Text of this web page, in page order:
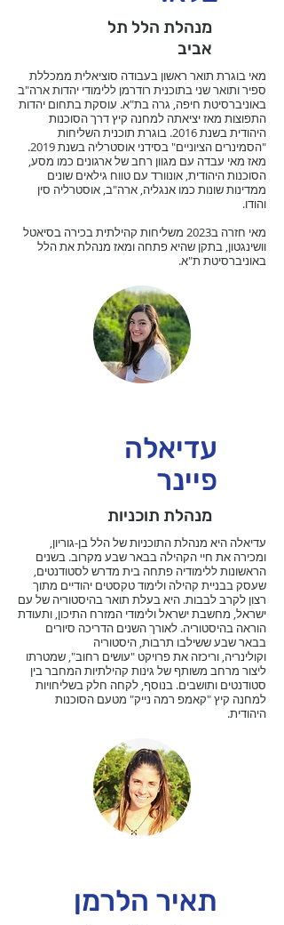
מנהלת הלל תל
אביב
מאי בוגרת תואר ראשון בעבודה סוציאלית ממכללת
ספיר ותואר שני בתוכנית רודרמן ללימודי יהדות ארה"ב
באוניברסיטת חיפה, גרה בת"א. עוסקת בתחום יהדות
התפוצות מאז יציאתה למחנה קיץ דרך הסוכנות
היהודית בשנת 2016. בוגרת תוכנית השליחות
"הסמינרים הציוניים" בסידני אוסטרליה בשנת 2019.
מאז מאי עבדה עם מגוון רחב של ארגונים כמו מסע,
הסוכנות היהודית, אונוורד עם טווח גילאים שונים
ממדינות שונות כמו אנגליה, ארה"ב, אוסטרליה סין
והודו.
מאי חזרה ב2023 משליחות קהילתית בכירה בסיאטל
וושינגטון, בתקן שהיא פתחה ומאז מנהלת את הלל
באוניברסיטת ת"א.
עדיאלה
פיינר
מנהלת תוכניות
עדיאלה היא מנהלת התוכניות של הלל בן-גוריון,
ומכירה את חיי הקהילה בבאר שבע מקרוב. בשנים
הראשונות ללימודיה פתחה בית מדרש לסטודנטים,
שעסק בבניית קהילה ולימוד טקסטים יהודיים מתוך
רצון לקרב לבבות. היא בעלת תואר בהיסטוריה של עם
ישראל, מחשבת ישראל ולימודי המזרח התיכון, ותעודת
הוראה בהיסטוריה. לאורך השנים הדריכה סיורים
בבאר שבע ששילבו תרבות, היסטוריה
וקולינריה, וריכזה את פרויקט "עושים רחוב", שמטרתו
ליצור מרחב משותף של גינות קהילתיות המחבר בין
סטודנטים ותושבים. בנוסף, לקחה חלק בשליחויות
למחנה קיץ "קאמפ רמה נייק" מטעם הסוכנות
היהודית.
תאיר הלרמן